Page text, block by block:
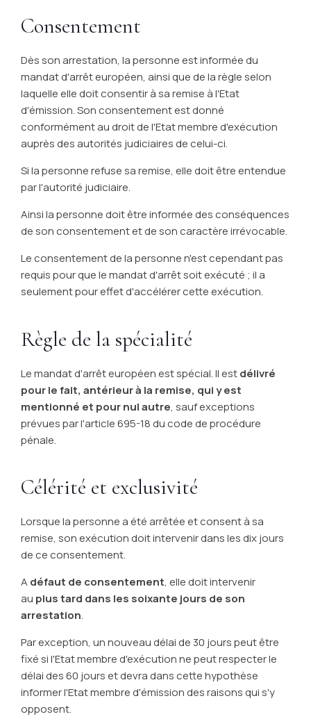
Consentement
Dès son arrestation, la personne est informée du
mandat d'arrêt européen, ainsi que de la règle selon
laquelle elle doit consentir à sa remise à l'Etat
d'émission. Son consentement est donné
conformément au droit de l'Etat membre d'exécution
auprès des autorités judiciaires de celui-ci.
Si la personne refuse sa remise, elle doit être entendue
par l'autorité judiciaire.
Ainsi la personne doit être informée des conséquences
de son consentement et de son caractère irrévocable.
Le consentement de la personne n'est cependant pas
requis pour que le mandat d'arrêt soit exécuté ; il a
seulement pour effet d'accélérer cette exécution.
Règle de la spécialité
Le mandat d'arrêt européen est spécial. Il est délivré
pour le fait, antérieur à la remise, qui y est
mentionné et pour nul autre, sauf exceptions
prévues par l'article 695-18 du code de procédure
pénale.
Célérité et exclusivité
Lorsque la personne a été arrêtée et consent à sa
remise, son exécution doit intervenir dans les dix jours
de ce consentement.
A défaut de consentement, elle doit intervenir
au plus tard dans les soixante jours de son
arrestation.
Par exception, un nouveau délai de 30 jours peut être
fixé si l'Etat membre d'exécution ne peut respecter le
délai des 60 jours et devra dans cette hypothèse
informer l'Etat membre d'émission des raisons qui s'y
opposent.